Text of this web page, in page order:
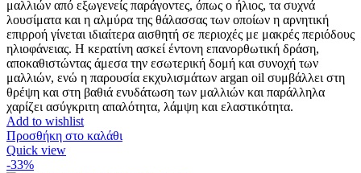
μαλλιών από εξωγενείς παράγοντες, όπως ο ήλιος, τα συχνά
λουσίματα και η αλμύρα της θάλασσας των οποίων η αρνητική
επιρροή γίνεται ιδιαίτερα αισθητή σε περιοχές με μακρές περιόδους
ηλιοφάνειας. Η κερατίνη ασκεί έντονη επανορθωτική δράση,
αποκαθιστώντας άμεσα την εσωτερική δομή και συνοχή των
μαλλιών, ενώ η παρουσία εκχυλισμάτων argan oil συμβάλλει στη
θρέψη και στη βαθιά ενυδάτωση των μαλλιών και παράλληλα
χαρίζει ασύγκριτη απαλότητα, λάμψη και ελαστικότητα.
Add to wishlist
Προσθήκη στο καλάθι
Quick view
-33%